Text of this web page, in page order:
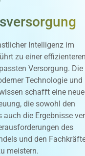
Intelligenz im
zu einer
Versorgung. Die
Technologie und
schafft eine
die sowohl den
die Ergebnisse
des
und den
meistern.